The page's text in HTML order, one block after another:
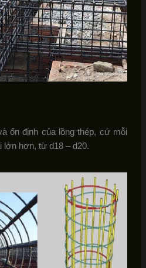
ổn định của lồng thép, cứ mỗi
lớn hơn, từ d18 – d20.